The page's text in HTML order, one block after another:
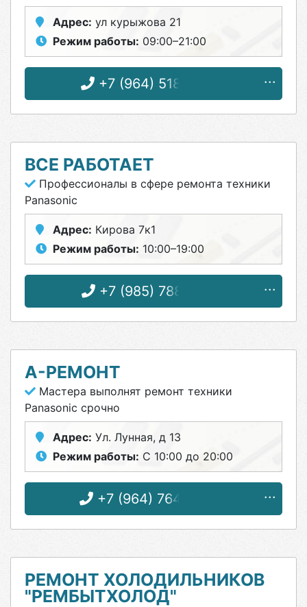
Адрес: ул курыжова 21
Режим работы: 09:00–21:00
+7 (964) 518-63-57
ВСЕ РАБОТАЕТ
Профессионалы в сфере ремонта техники
Panasonic
Адрес: Кирова 7к1
Режим работы: 10:00–19:00
+7 (985) 788-06-12
А-РЕМОНТ
Мастера выполнят ремонт техники
Panasonic срочно
Адрес: Ул. Лунная, д 13
Режим работы: С 10:00 до 20:00
+7 (964) 764-56-33
РЕМОНТ ХОЛОДИЛЬНИКОВ
"РЕМБЫТХОЛОД"